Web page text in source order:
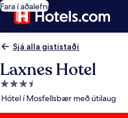
Fara í aðalefni
Sjá alla gististaði
Laxnes Hotel
3.5
stjörnu
Hótel í Mosfellsbær með útilaug